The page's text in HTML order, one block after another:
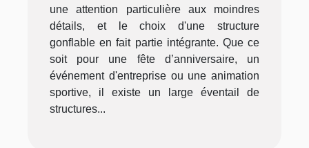
une attention particulière aux moindres
détails, et le choix d'une structure
gonflable en fait partie intégrante. Que ce
soit pour une fête d’anniversaire, un
événement d'entreprise ou une animation
sportive, il existe un large éventail de
structures...